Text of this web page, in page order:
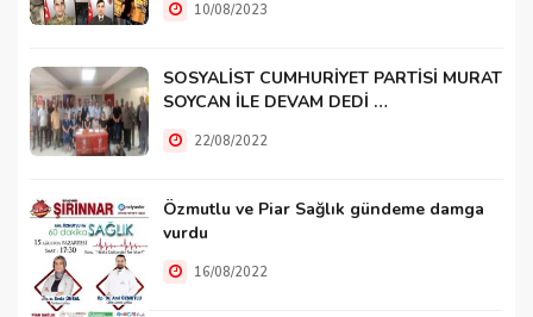
10/08/2023
SOSYALİST CUMHURİYET PARTİSİ MURAT
SOYCAN İLE DEVAM DEDİ …
22/08/2022
Özmutlu ve Piar Sağlık gündeme damga
vurdu
16/08/2022